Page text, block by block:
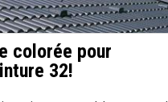
colorée pour
32!